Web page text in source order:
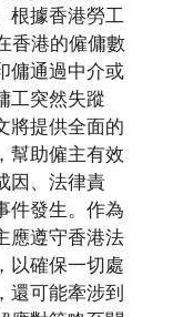
根據香港勞工
香港的僱傭數
傭通過中介或
工突然失蹤
將提供全面的
幫助僱主有效
因、法律責
件發生。作為
應遵守香港法
以確保一切處
還可能牽涉到